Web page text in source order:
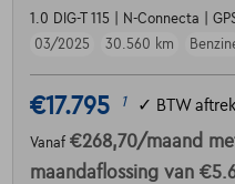
1.0 DIG-T 115 | N-Connecta |
03/2025
30.560 km
€17.795 1 ✓ BTW
Vanaf €268,70/maand
maandaflossing van